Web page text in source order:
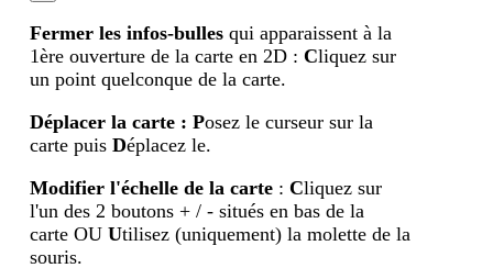
Fermer les infos-bullesqui apparaissent à la
1ère ouverture de la carte en 2D :Cliquez sur
un point quelconque de la carte.
Déplacer la carte : Posez le curseur sur la
carte puisDéplacez le.
Modifier l'échelle de la carte :Cliquez sur
l'un des 2 boutons + / - situés en bas de la
carte OUUtilisez (uniquement) la molette de la
souris.